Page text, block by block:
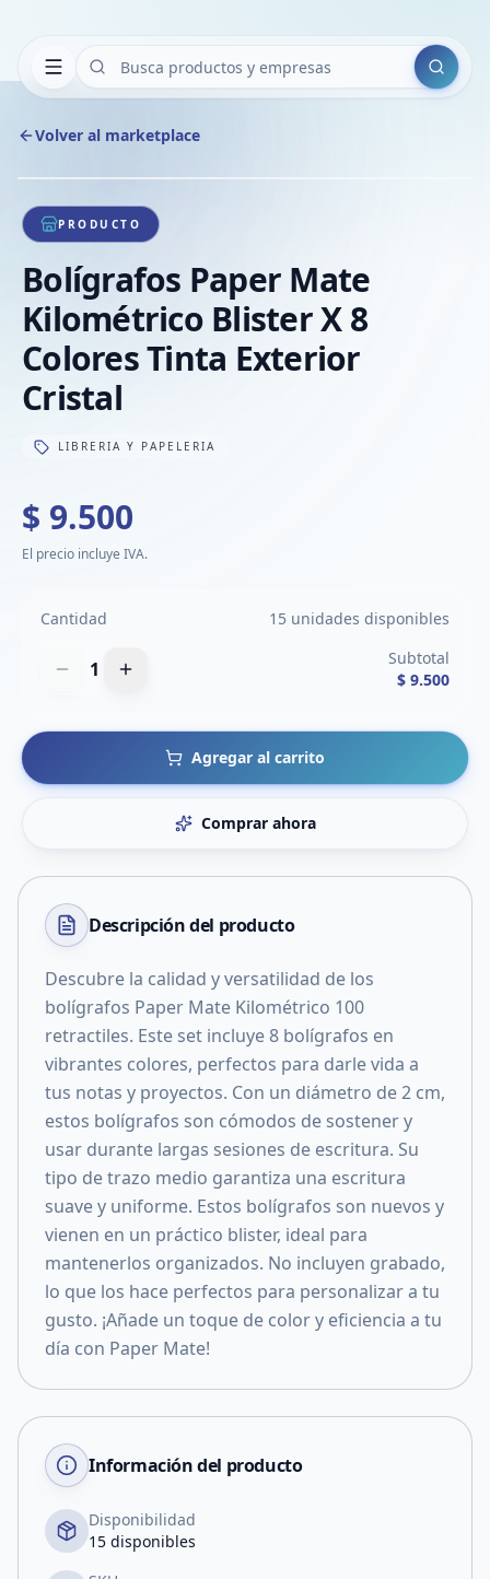
Buscar
Volver al marketplace
1/1
PRODUCTO
Bolígrafos Paper Mate
Kilométrico Blister X 8
Colores Tinta Exterior
Cristal
LIBRERIA Y PAPELERIA
$ 9.500
El precio incluye IVA.
Cantidad 15 unidades disponibles
1
Subtotal
$ 9.500
Agregar al carrito
Comprar ahora
Descripción del producto
Descubre la calidad y versatilidad de los
bolígrafos Paper Mate Kilométrico 100
retractiles. Este set incluye 8 bolígrafos en
vibrantes colores, perfectos para darle vida a
tus notas y proyectos. Con un diámetro de 2 cm,
estos bolígrafos son cómodos de sostener y
usar durante largas sesiones de escritura. Su
tipo de trazo medio garantiza una escritura
suave y uniforme. Estos bolígrafos son nuevos y
vienen en un práctico blister, ideal para
mantenerlos organizados. No incluyen grabado,
lo que los hace perfectos para personalizar a tu
gusto. ¡Añade un toque de color y eficiencia a tu
día con Paper Mate!
Información del producto
Disponibilidad
15 disponibles